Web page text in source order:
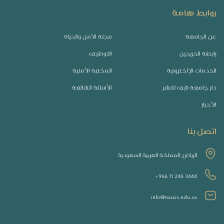
روابط هامة
عن الجامعة مجلة الأمن والحياة
رابطة الخريجين التوظيف
الخدمات الإلكترونية المكتبة الأمنية
دار جامعة نايف للنشر الأسئلة الشائعة
الأخبار
اتصل بنا
الرياض, المملكة العربية السعودية
+966 11 246 3444
info@nauss.edu.sa